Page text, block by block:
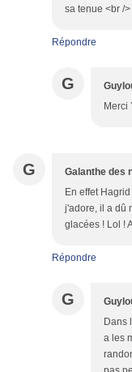
sa tenue <br /
Répondre
G
Merci
G Galanthe des
En effet
j'adore, il a dû
glacées ! Lol !
Répondre
G
Dans
a les